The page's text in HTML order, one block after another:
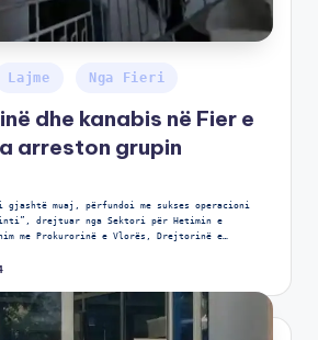
Lajme Nga Fieri
dhe kanabis në Fier e
arreston grupin
muaj, përfundoi me sukses operacioni
drejtuar nga Sektori për Hetimin e
me Prokurorinë e Vlorës, Drejtorinë e…